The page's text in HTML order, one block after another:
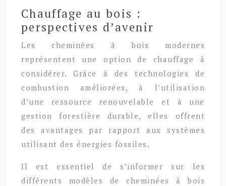
Chauffage au bois :
perspectives d’avenir
Les cheminées à bois modernes
représentent une option de chauffage à
considérer. Grâce à des technologies de
combustion améliorées, à l’utilisation
d’une ressource renouvelable et à une
gestion forestière durable, elles offrent
des avantages par rapport aux systèmes
utilisant des énergies fossiles.
Il est essentiel de s’informer sur les
différents modèles de cheminées à bois